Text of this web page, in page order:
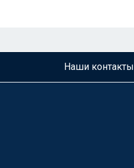
Наши контакты